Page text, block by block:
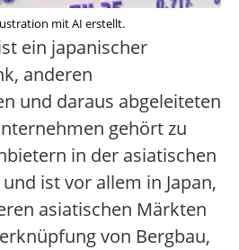
mit AI erstellt.
ein japanischer
anderen
und daraus abgeleiteten
gehört zu
in der asiatischen
ist vor allem in Japan,
asiatischen Märkten
von Bergbau,